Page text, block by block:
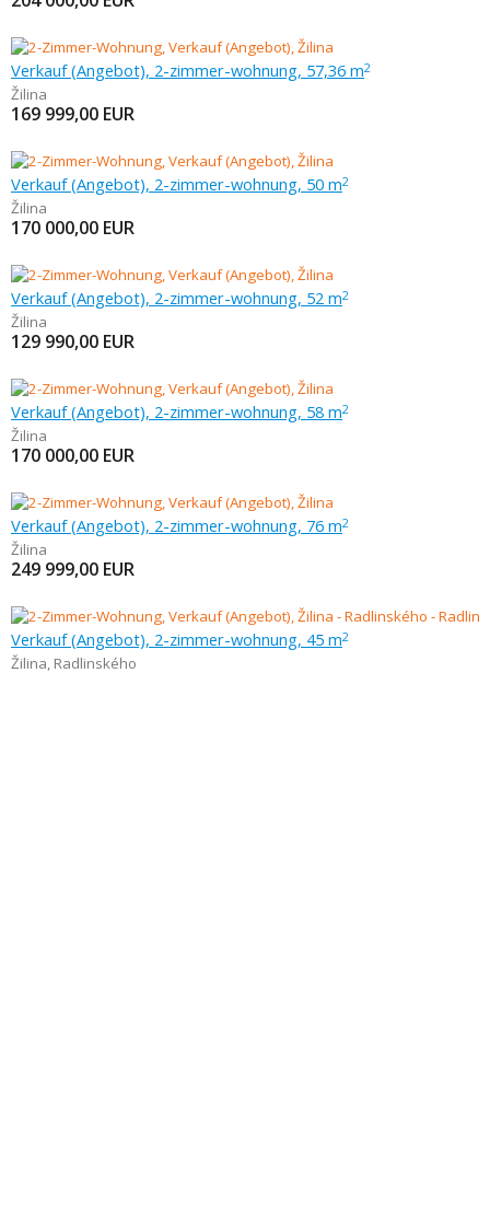
Verkauf (Angebot), 2-zimmer-wohnung, 57,36 m2
Žilina
169 999,00 EUR
Verkauf (Angebot), 2-zimmer-wohnung, 50 m2
Žilina
170 000,00 EUR
Verkauf (Angebot), 2-zimmer-wohnung, 52 m2
Žilina
129 990,00 EUR
Verkauf (Angebot), 2-zimmer-wohnung, 58 m2
Žilina
170 000,00 EUR
Verkauf (Angebot), 2-zimmer-wohnung, 76 m2
Žilina
249 999,00 EUR
Verkauf (Angebot), 2-zimmer-wohnung, 45 m2
Žilina, Radlinského